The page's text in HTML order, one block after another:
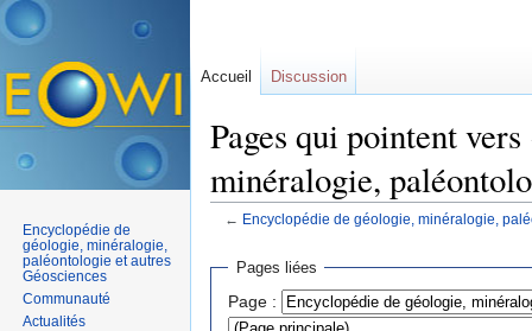
Pages qui pointent
minéralogie,
← Encyclopédie de géologie, minéralogie,
Pages liées
Page :
Accueil Discussion
Encyclopédie de
géologie, minéralogie,
paléontologie et autres
Géosciences
Communauté
Actualités